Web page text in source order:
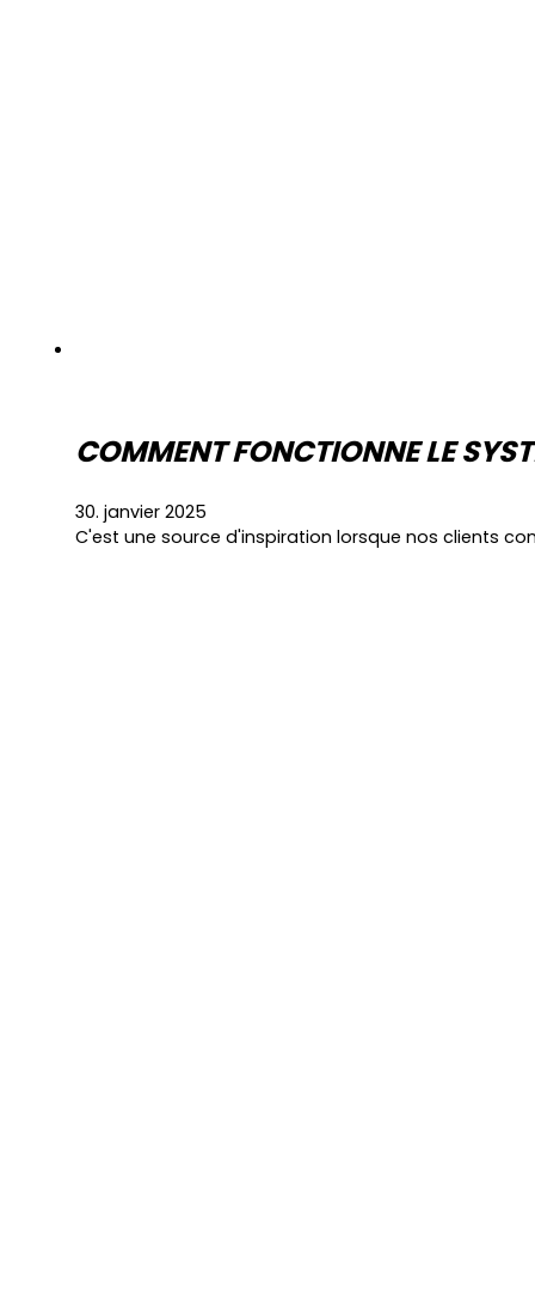
COMMENT FONCTIONNE LE
30. janvier 2025
C'est une source d'inspiration lorsque nos clients